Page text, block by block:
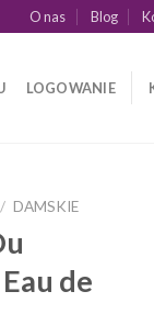
O nas Blog
LOGOWANIE
/ DAMSKIE
de